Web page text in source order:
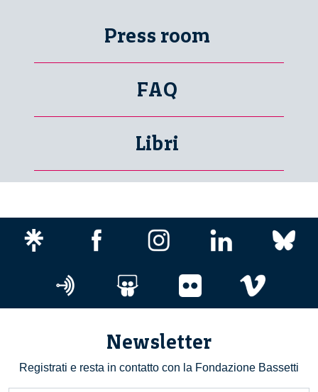
Press room
FAQ
Libri
Newsletter
Registrati e resta in contatto con la Fondazione Bassetti